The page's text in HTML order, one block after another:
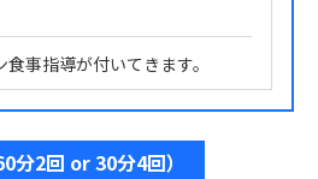
事指導が付いてきます。
分2回 or 30分4回）